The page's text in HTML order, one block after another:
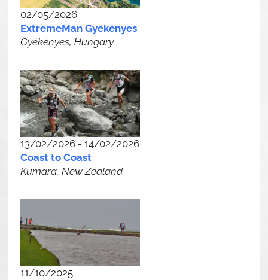
02/05/2026
ExtremeMan Gyékényes
Gyékényes, Hungary
13/02/2026 - 14/02/2026
Coast to Coast
Kumara, New Zealand
11/10/2025